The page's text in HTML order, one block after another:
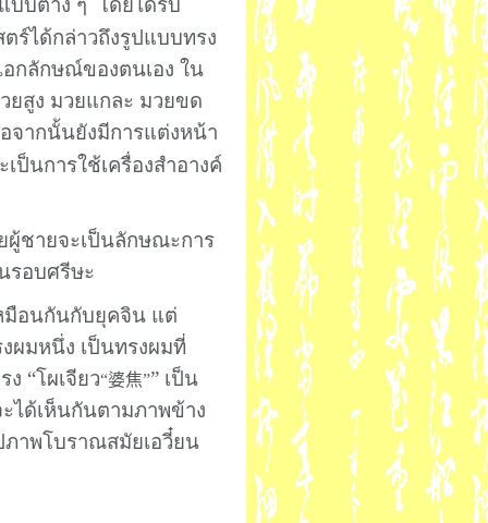
บบต่าง ๆ โดยได้รับ
ร์ได้กล่าวถึงรูปแบบทรง
อกลักษณ์ของตนเอง ใน
ยสูง มวยแกละ มวยขด
จากนั้นยังมีการแต่งหน้า
เป็นการใช้เครื่องสำอางค์
ผู้ชายจะเป็นลักษณะการ
รอบศรีษะ
มือนกันกับยุคจิน แต่
ผมหนึ่ง เป็นทรงผมที่
“โผเจียว“婆焦”” เป็น
ได้เห็นกันตามภาพข้าง
าพโบราณสมัยเอวี๋ยน